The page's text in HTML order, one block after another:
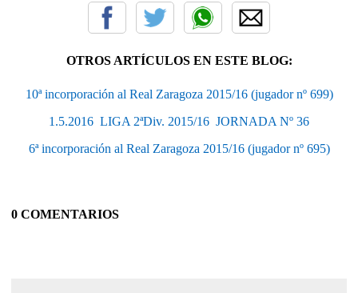
OTROS ARTÍCULOS EN ESTE BLOG:
10ª incorporación al Real Zaragoza 2015/16 (jugador nº 699)
1.5.2016  LIGA 2ªDiv. 2015/16  JORNADA Nº 36
6ª incorporación al Real Zaragoza 2015/16 (jugador nº 695)
0 COMENTARIOS